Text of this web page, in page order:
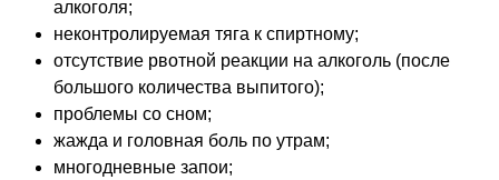
алкоголя;
неконтролируемая тяга к спиртному;
отсутствие рвотной реакции на алкоголь (после
большого количества выпитого);
проблемы со сном;
жажда и головная боль по утрам;
многодневные запои;